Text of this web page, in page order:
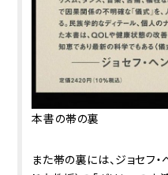
本書の帯の裏
また帯の裏には、ジョセフ